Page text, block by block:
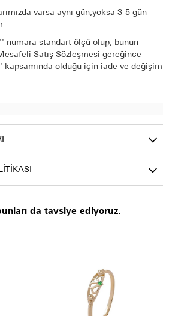
varsa aynı gün,yoksa 3-5 gün
numara standart ölçü olup, bunun
Satış Sözleşmesi gereğince
olduğu için iade ve değişim
da tavsiye ediyoruz.